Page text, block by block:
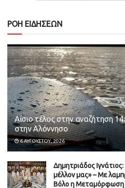
ΡΟΗ ΕΙΔΗΣΕΩΝ
Αίσιο τέλος στην αναζήτηση
στην Αλόννησο
6 ΑΥΓΟΎΣΤΟΥ, 2026
Δημητριάδος
μέλλον μας» – Με
Βόλο η Μεταμόρφωση